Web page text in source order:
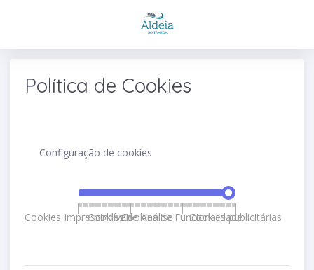
Política de Cookies
Configuração de cookies
Cookies Imprescindíveis
Cookies de Análise
Cookies de Funcionalidade
Cookies publicitárias